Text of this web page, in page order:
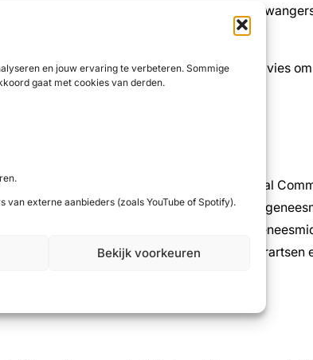
en jouw ervaring te verbeteren. Sommige
gaat met cookies van derden.
van externe aanbieders (zoals YouTube of Spotify).
Bekijk voorkeuren
het hoogst in het eerste trimester van de
Daar wordt dus nu aan toegevoegd het advies
‘Direct Healthcare Professional
of belangrijke veiligheidsissues van een
met het College ter Beoordeling van
(MDL-artsen), gynaecologen, kinderartsen